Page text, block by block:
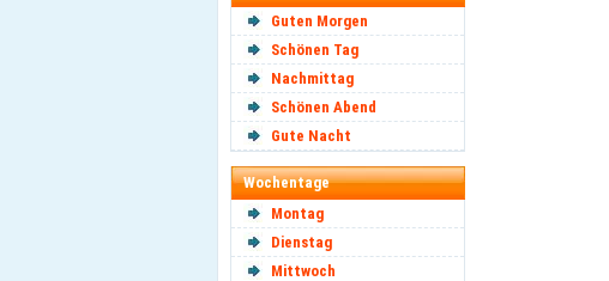
Guten Morgen
Schönen Tag
Nachmittag
Schönen Abend
Gute Nacht
Wochentage
Montag
Dienstag
Mittwoch